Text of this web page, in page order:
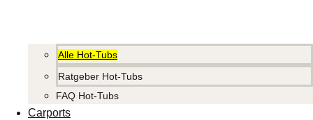
Alle Hot-Tubs
Ratgeber Hot-Tubs
FAQ Hot-Tubs
Carports